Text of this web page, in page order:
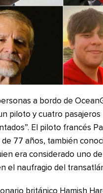
a bordo de
piloto y cuatro pasajeros
El piloto francés
77 años, también
era considerado uno
el naufragio del